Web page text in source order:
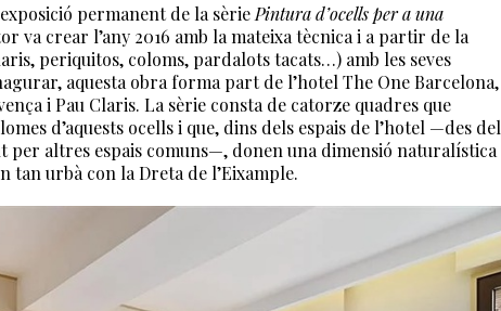
permanent de la sèrie Pintura d’ocells per a una
va crear l’any 2016 amb la mateixa tècnica i a partir de la
periquitos, coloms, pardalots tacats…) amb les seves
aquesta obra forma part de l’hotel The One Barcelona,
i Pau Claris. La sèrie consta de catorze quadres que
d’aquests ocells i que, dins dels espais de l’hotel —des del
per altres espais comuns—, donen una dimensió naturalística
tan urbà con la Dreta de l’Eixample.